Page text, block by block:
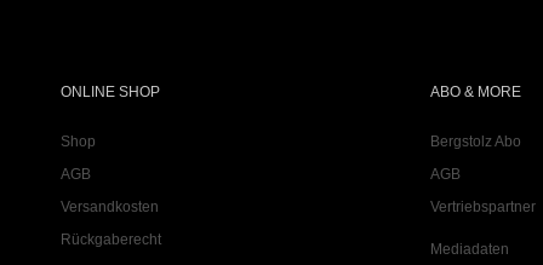
ONLINE SHOP
Shop
AGB
Versandkosten
Rückgaberecht
ABO & MORE
Bergstolz Abo
AGB
Vertriebspartner
Mediadaten